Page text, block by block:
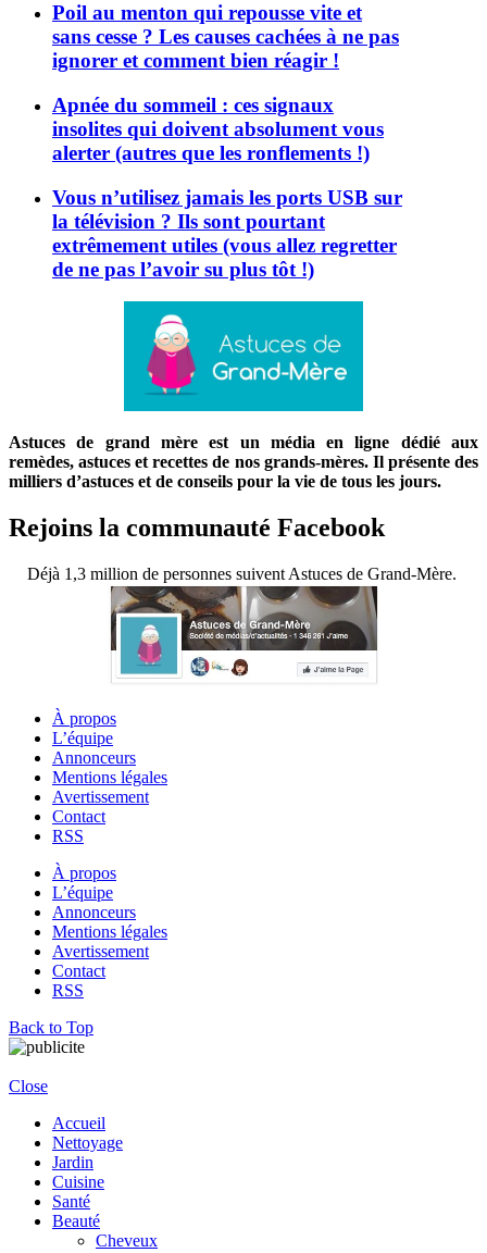
Poil au menton qui repousse vite et
sans cesse ? Les causes cachées à ne pas
ignorer et comment bien réagir !
Apnée du sommeil : ces signaux
insolites qui doivent absolument vous
alerter (autres que les ronflements !)
Vous n’utilisez jamais les ports USB sur
la télévision ? Ils sont pourtant
extrêmement utiles (vous allez regretter
de ne pas l’avoir su plus tôt !)
Astuces de grand mère est un média en ligne dédié aux
remèdes, astuces et recettes de nos grands-mères. Il présente des
milliers d’astuces et de conseils pour la vie de tous les jours.
Rejoins la communauté Facebook
Déjà 1,3 million de personnes suivent Astuces de Grand-Mère.
À propos
L’équipe
Annonceurs
Mentions légales
Avertissement
Contact
RSS
À propos
L’équipe
Annonceurs
Mentions légales
Avertissement
Contact
RSS
Back to Top
Close
Accueil
Nettoyage
Jardin
Cuisine
Santé
Beauté
Cheveux